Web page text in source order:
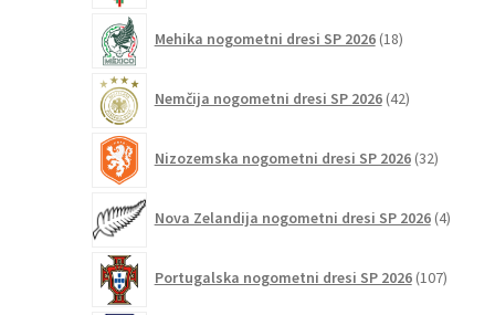
Mehika nogometni dresi SP 2026 18izdelkov
Nemčija nogometni dresi SP 2026 42izdelkov
Nizozemska nogometni dresi SP 2026 32izdelkov
Nova Zelandija nogometni dresi SP 2026 4izdelki
Portugalska nogometni dresi SP 2026 107